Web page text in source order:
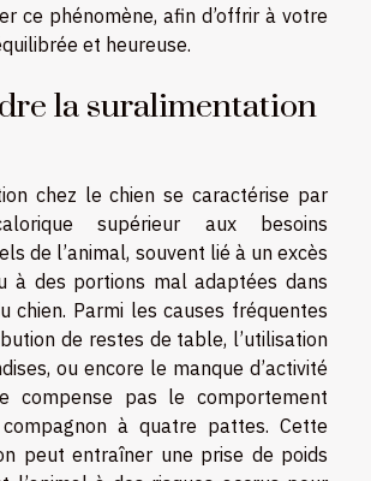
ce phénomène, afin d’offrir à votre
et heureuse.
la suralimentation
chez le chien se caractérise par
supérieur aux besoins
de l’animal, souvent lié à un excès
à des portions mal adaptées dans
chien. Parmi les causes fréquentes
de restes de table, l’utilisation
ou encore le manque d’activité
compense pas le comportement
à quatre pattes. Cette
peut entraîner une prise de poids